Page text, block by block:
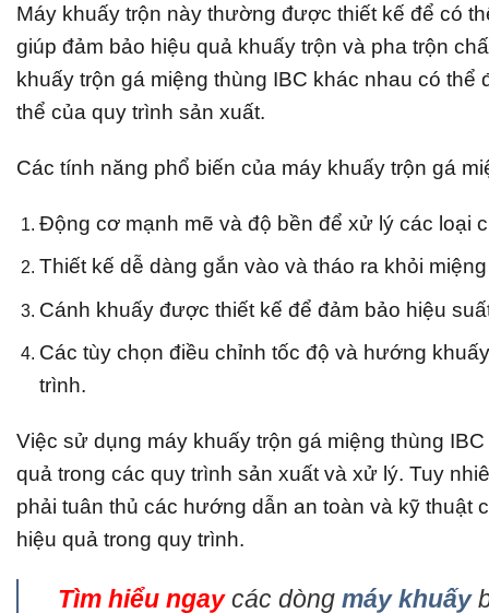
Máy khuấy trộn này thường được thiết kế để có
giúp đảm bảo hiệu quả khuấy trộn và pha trộn
khuấy trộn gá miệng thùng IBC khác nhau có
thể của quy trình sản xuất.
Các tính năng phổ biến của máy khuấy trộn gá
Động cơ mạnh mẽ và độ bền để xử lý các loại
Thiết kế dễ dàng gắn vào và tháo ra khỏi
Cánh khuấy được thiết kế để đảm bảo hiệu
Các tùy chọn điều chỉnh tốc độ và hướng
trình.
Việc sử dụng máy khuấy trộn gá miệng thùng
quả trong các quy trình sản xuất và xử lý. Tuy
phải tuân thủ các hướng dẫn an toàn và kỹ thuật
hiệu quả trong quy trình.
Tìm hiểu ngaycác dòng máy khuấy